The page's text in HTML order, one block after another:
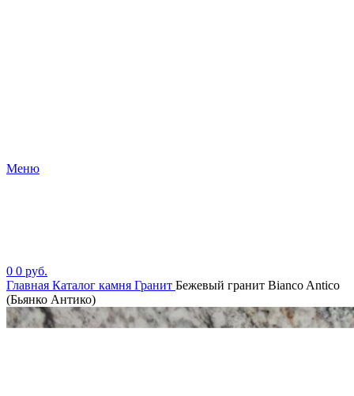
Меню
0 0 руб.
Главная Каталог камня Гранит Бежевый гранит Bianco Antico
(Бьянко Антико)